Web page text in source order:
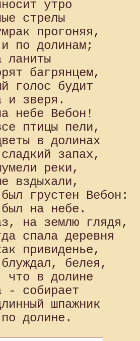
утро
стрелы
прогоняя,
по долинам;
ланиты
багрянцем,
голос будит
и зверя.
небе Вебон!
птицы пели,
в долинах
запах,
реки,
вздыхали,
грустен Вебон:
на небе.
на землю глядя,
спала деревня
привиденье,
белея,
что в долине
- собирает
шпажник